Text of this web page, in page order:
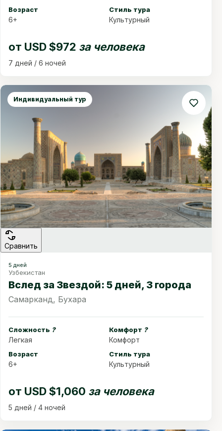
Возраст
6+
Стиль тура
Культурный
от USD $972 за человека
7 дней / 6 ночей
Индивидуальный тур
Сравнить
5 дней
Узбекистан
Вслед за Звездой: 5 дней, 3 города
Самарканд, Бухара
Сложность ?
Легкая
Комфорт ?
Комфорт
Возраст
6+
Стиль тура
Культурный
от USD $1,060 за человека
5 дней / 4 ночей